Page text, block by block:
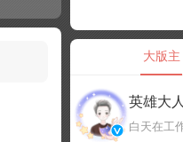
大版主
英雄大人